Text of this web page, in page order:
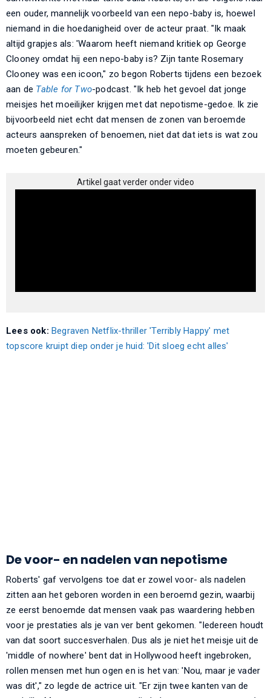
een ouder, mannelijk voorbeeld van een nepo-baby is, hoewel
niemand in die hoedanigheid over de acteur praat. "Ik maak
altijd grapjes als: 'Waarom heeft niemand kritiek op George
Clooney omdat hij een nepo-baby is? Zijn tante Rosemary
Clooney was een icoon," zo begon Roberts tijdens een bezoek
aan de Table for Two-podcast. "Ik heb het gevoel dat jonge
meisjes het moeilijker krijgen met dat nepotisme-gedoe. Ik zie
bijvoorbeeld niet echt dat mensen de zonen van beroemde
acteurs aanspreken of benoemen, niet dat dat iets is wat zou
moeten gebeuren."
Artikel gaat verder onder video
Lees ook: Begraven Netflix-thriller 'Terribly Happy' met
topscore kruipt diep onder je huid: 'Dit sloeg echt alles'
De voor- en nadelen van nepotisme
Roberts' gaf vervolgens toe dat er zowel voor- als nadelen
zitten aan het geboren worden in een beroemd gezin, waarbij
ze eerst benoemde dat mensen vaak pas waardering hebben
voor je prestaties als je van ver bent gekomen. "Iedereen houdt
van dat soort succesverhalen. Dus als je niet het meisje uit de
'middle of nowhere' bent dat in Hollywood heeft ingebroken,
rollen mensen met hun ogen en is het van: 'Nou, maar je vader
was dit'," zo legde de actrice uit. "Er zijn twee kanten van de